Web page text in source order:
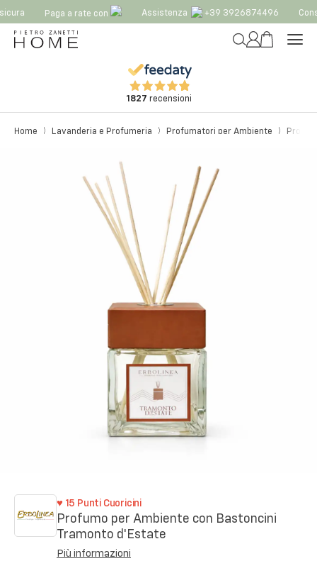
Paga a rate con Assistenza +39 3926874496
1827 recensioni
Home Lavanderia e Profumeria Profumatori per Ambiente
♥ 15 Punti Cuoricini
Profumo per Ambiente con Bastoncini
Tramonto d'Estate
Più informazioni